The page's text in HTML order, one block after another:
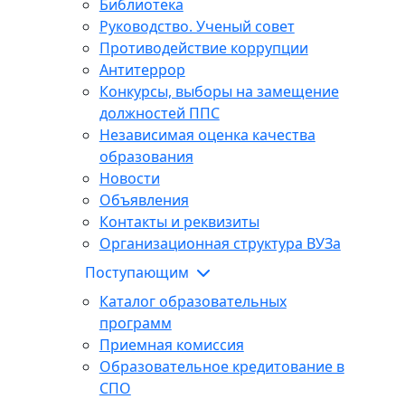
Библиотека
Руководство. Ученый совет
Противодействие коррупции
Антитеррор
Конкурсы, выборы на замещение
должностей ППС
Независимая оценка качества
образования
Новости
Объявления
Контакты и реквизиты
Организационная структура ВУЗа
Поступающим
Каталог образовательных
программ
Приемная комиссия
Образовательное кредитование в
СПО